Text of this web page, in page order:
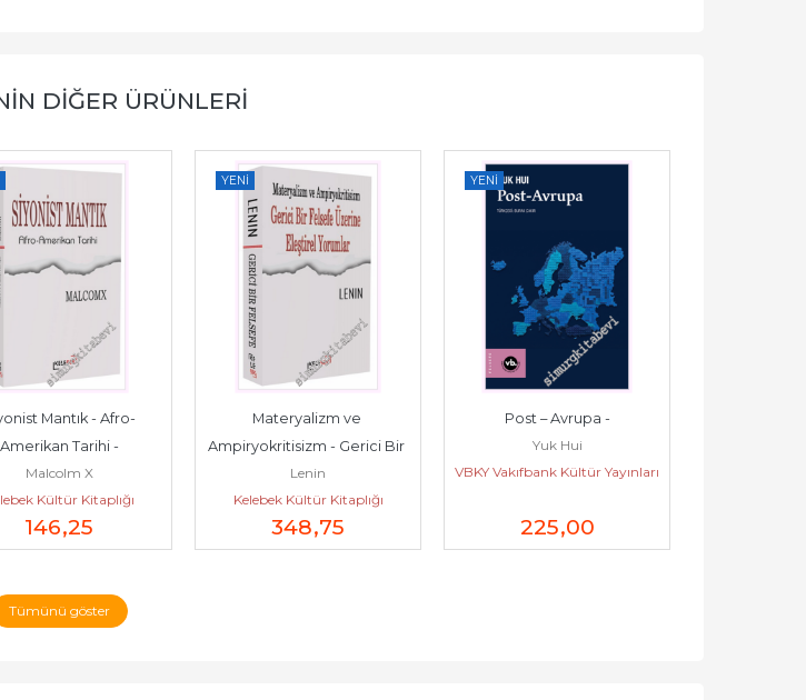
DIĞER ÜRÜNLERI
Mantık - Afro-
Amerikan Tarihi -
Malcolm X
Kültür Kitaplığı
146,25
YENI
Materyalizm ve
Ampiryokritisizm - Gerici Bir
Felsefe Üzerine Eleştirel...
Lenin
Kelebek Kültür Kitaplığı
348,75
YENI
Post – Avrupa -
Yuk Hui
VBKY Vakıfbank Kültür Yayınları
225,00
Tümünü göster